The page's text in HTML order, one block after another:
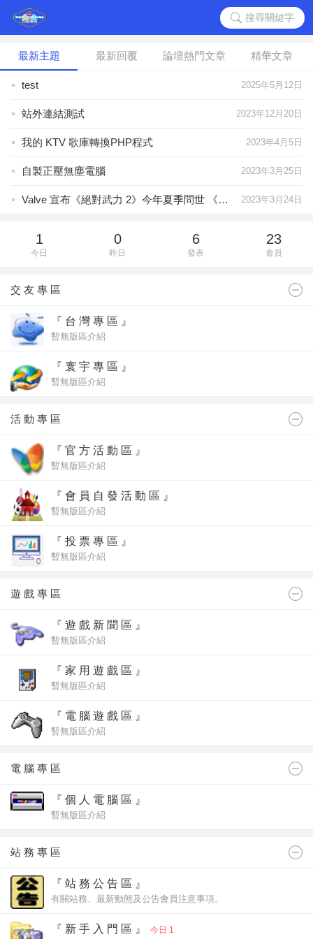
搜尋關鍵字
最新主題 最新回覆 論壇熱門文章 精華文章
2025年5月12日
test
2023年12月20日
站外連結測試
2023年4月5日
我的 KTV 歌庫轉換PHP程式
2023年3月25日
自製正壓無塵電腦
2023年3月24日
Valve 宣布《絕對武力 2》今年夏季問世 《CS：GO》玩家可免費升級
1
今日
0
昨日
6
發表
23
會員
交 友 專 區
『 台 灣 專 區 』
暫無版區介紹
『 寰 宇 專 區 』
暫無版區介紹
活 動 專 區
『 官 方 活 動 區 』
暫無版區介紹
『 會 員 自 發 活 動 區 』
暫無版區介紹
『 投 票 專 區 』
暫無版區介紹
遊 戲 專 區
『 遊 戲 新 聞 區 』
暫無版區介紹
『 家 用 遊 戲 區 』
暫無版區介紹
『 電 腦 遊 戲 區 』
暫無版區介紹
電 腦 專 區
『 個 人 電 腦 區 』
暫無版區介紹
站 務 專 區
『 站 務 公 告 區 』
有關站務、最新動態及公告會員注意事項。
『 新 手 入 門 區 』 今日 1